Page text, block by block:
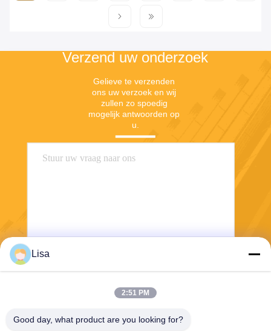
Verzend uw onderzoek
Gelieve te verzenden
ons uw verzoek en wij
zullen zo spoedig
mogelijk antwoorden op
u.
Lisa
2:51 PM
Good day, what product are you looking for?